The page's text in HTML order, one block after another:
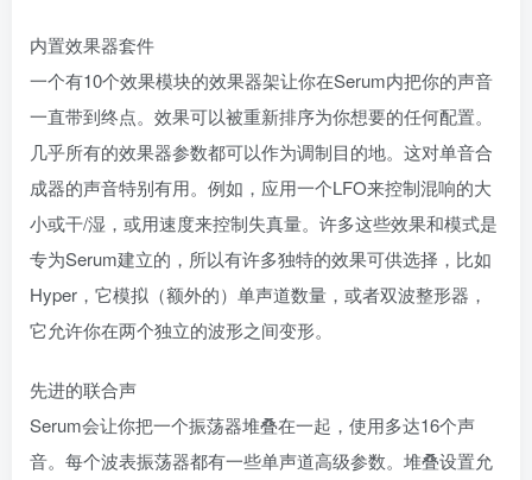
内置效果器套件
一个有10个效果模块的效果器架让你在Serum内把你的声音
一直带到终点。效果可以被重新排序为你想要的任何配置。
几乎所有的效果器参数都可以作为调制目的地。这对单音合
成器的声音特别有用。例如，应用一个LFO来控制混响的大
小或干/湿，或用速度来控制失真量。许多这些效果和模式是
专为Serum建立的，所以有许多独特的效果可供选择，比如
Hyper，它模拟（额外的）单声道数量，或者双波整形器，
它允许你在两个独立的波形之间变形。
先进的联合声
Serum会让你把一个振荡器堆叠在一起，使用多达16个声
音。每个波表振荡器都有一些单声道高级参数。堆叠设置允